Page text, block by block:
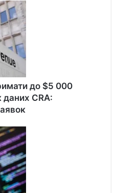
до $5 000
даних CRA: